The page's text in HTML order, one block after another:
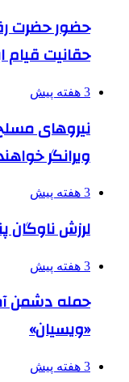
حضور حضرت
حقانیت قیام
3 هفته پیش
نیروهای
ویرانگر
3 هفته پیش
لرزش ناوگان
3 هفته پیش
حمله دشمن
«ویسیان»
3 هفته پیش